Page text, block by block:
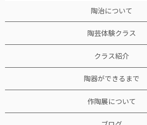
陶治について
陶芸体験クラス
クラス紹介
陶器ができるまで
作陶展について